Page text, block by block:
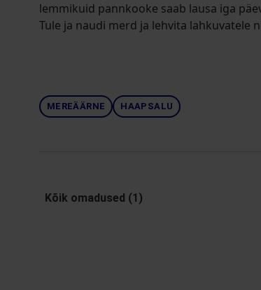
lemmikuid pannkooke saab lausa iga
Tule ja naudi merd ja lehvita lahkuvatele
MEREÄÄRNE HAAPSALU
Kõik omadused (1)